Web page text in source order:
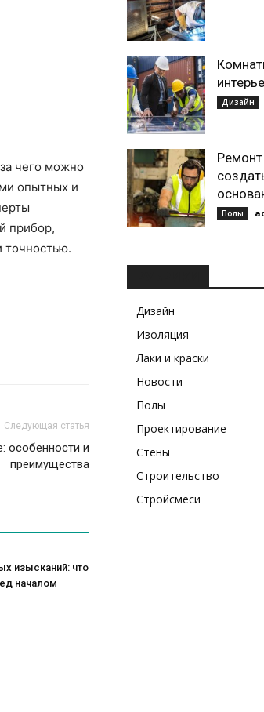
чего можно
опытных и
прибор,
точностью.
Следующая статья
особенности и
преимущества
изысканий: что
началом
Дизайн
Полы
Дизайн
Изоляция
Лаки и краски
Новости
Полы
Проектирование
Стены
Строительство
Стройсмеси